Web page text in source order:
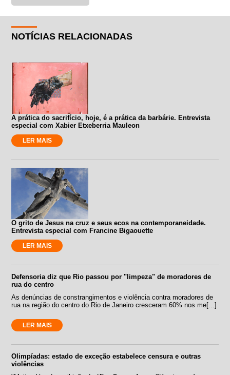
NOTÍCIAS RELACIONADAS
A prática do sacrifício, hoje, é a prática da barbárie. Entrevista
especial com Xabier Etxeberria Mauleon
LER MAIS
O grito de Jesus na cruz e seus ecos na contemporaneidade.
Entrevista especial com Francine Bigaouette
LER MAIS
Defensoria diz que Rio passou por "limpeza" de moradores de
rua do centro
As denúncias de constrangimentos e violência contra moradores de
rua na região do centro do Rio de Janeiro cresceram 60% nos me[...]
LER MAIS
Olimpíadas: estado de exceção estabelece censura e outras
violências